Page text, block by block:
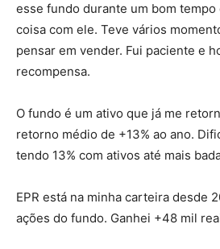
esse fundo durante um bom
coisa com ele. Teve vários
pensar em vender. Fui paciente e
recompensa.
O fundo é um ativo que já me
retorno médio de +13% ao ano.
tendo 13% com ativos até mais
EPR está na minha carteira desde
ações do fundo. Ganhei +48 mil